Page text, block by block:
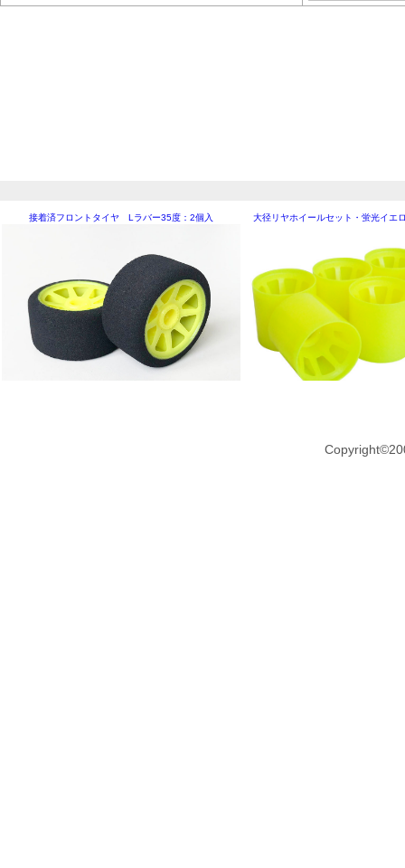
接着済フロントタイヤ Lラバー35度：2個入 大径リヤホイールセット・蛍光イエ